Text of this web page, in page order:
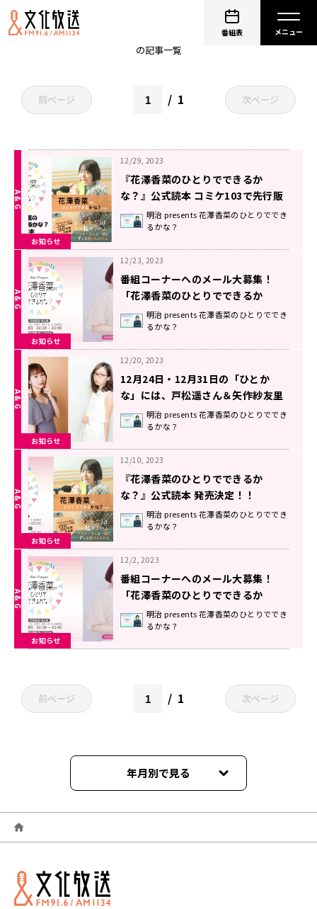
番組表
の記事一覧
前ページ 1 次ページ
お知らせ
12/29, 2023
『花澤香菜のひとりでできるか
な？』公式読本 コミケ103で先行販
売決定！明治 presents 花澤香菜のひとりででき
るかな？
お知らせ
12/23, 2023
番組コーナーへのメール大募集！
「花澤香菜のひとりでできるか
な？」明治 presents 花澤香菜のひとりででき
るかな？
お知らせ
12/20, 2023
12月24日・12月31日の「ひとか
な」には、戸松遥さん＆矢作紗友里
さんがゲストに登場！クリスマスパ
ーティー＆忘年会をお届け！！
明治 presents 花澤香菜のひとりででき
るかな？
お知らせ
12/10, 2023
『花澤香菜のひとりでできるか
な？』公式読本 発売決定！！
明治 presents 花澤香菜のひとりででき
るかな？
お知らせ
12/2, 2023
番組コーナーへのメール大募集！
「花澤香菜のひとりでできるか
な？」明治 presents 花澤香菜のひとりででき
るかな？
前ページ 1 次ページ
年月別で見る
2026年06月
2026年05月
2026年04月